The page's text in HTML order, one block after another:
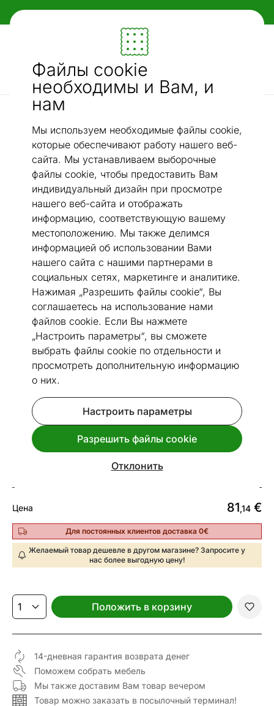
Файлы cookie
необходимы и Вам, и
нам
Мы используем необходимые файлы cookie,
которые обеспечивают работу нашего веб-
сайта. Мы устанавливаем выборочные
файлы cookie, чтобы предоставить Вам
индивидуальный дизайн при просмотре
нашего веб-сайта и отображать
информацию, соответствующую вашему
местоположению. Мы также делимся
информацией об использовании Вами
нашего сайта с нашими партнерами в
социальных сетях, маркетинге и аналитике.
Нажимая „Разрешить файлы cookie“, Вы
соглашаетесь на использование нами
файлов cookie. Если Вы нажмете
„Настроить параметры“, вы сможете
выбрать файлы cookie по отдельности и
просмотреть дополнительную информацию
о них.
Настроить параметры
Разрешить файлы cookie
Отклонить
Гибкие и удобные способы оплаты!
Мебель и убранство - ON24
Ищи...
Пылесос сухой/влажной уборки Bomann BS6058CB
Перейти к слайду 1
Перейти к слайду 2
Перейти к слайду 3
Перейти к слайду 4
Перейти к слайду 5
Перейти к слайду 6
Посмотреть похожие
Быстрая доставка!
Пылесос сухой/влажной уборки
Bomann BS6058CB
Код 457026
Срок доставки между 13.08 - 20.08
Цена 81,14 €
Для постоянных клиентов доставка 0€
Желаемый товар дешевле в другом магазине? Запросите у
нас более выгодную цену!
Положить в корзину
14-дневная гарантия возврата денег
Поможем собрать мебель
Мы также доставим Вам товар вечером
Товар можно заказать в посылочный терминал!